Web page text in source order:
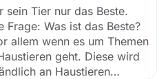
Tier nur das Beste.
Was ist das Beste?
allem wenn es um Themen
geht. Diese wird
an Haustieren